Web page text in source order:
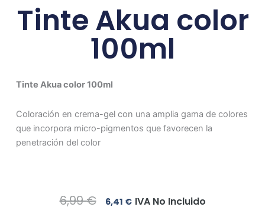
Tinte Akua color
100ml
Tinte Akua color 100ml
Coloración en crema-gel con una amplia gama de colores
que incorpora micro-pigmentos que favorecen la
penetración del color
6,99€ El
6,41 €ElIVA No Incluido